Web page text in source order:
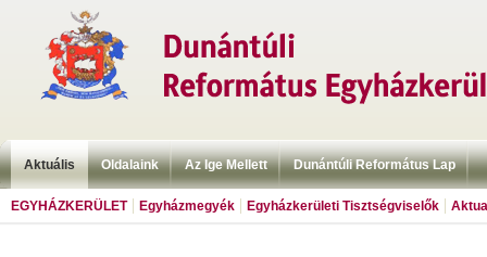
Aktuális Oldalaink Az Ige Mellett Dunántúli Református Lap
EGYHÁZKERÜLET Egyházmegyék Egyházkerületi Tisztségviselők